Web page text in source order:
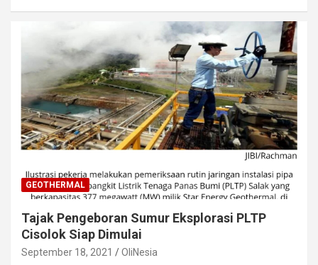
GEOTHERMAL
Tajak Pengeboran Sumur Eksplorasi PLTP
Cisolok Siap Dimulai
September 18, 2021 OliNesia